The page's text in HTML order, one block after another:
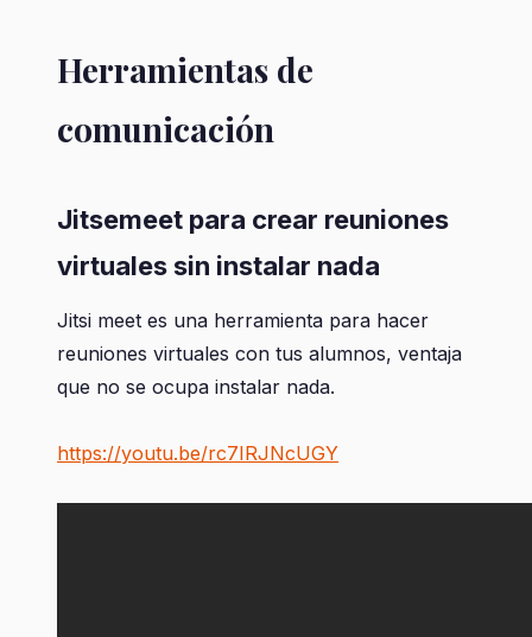
Herramientas de
comunicación
Jitsemeet para crear reuniones
virtuales sin instalar nada
Jitsi meet es una herramienta para hacer
reuniones virtuales con tus alumnos, ventaja
que no se ocupa instalar nada.
https://youtu.be/rc7IRJNcUGY